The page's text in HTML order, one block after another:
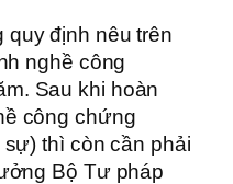
định nêu trên
nghề công
Sau khi hoàn
công chứng
thì còn cần phải
Bộ Tư pháp